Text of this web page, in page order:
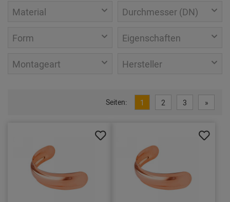
Material Durchmesser (DN)
Form Eigenschaften
Montageart Hersteller
Seiten: 1 2 3 »